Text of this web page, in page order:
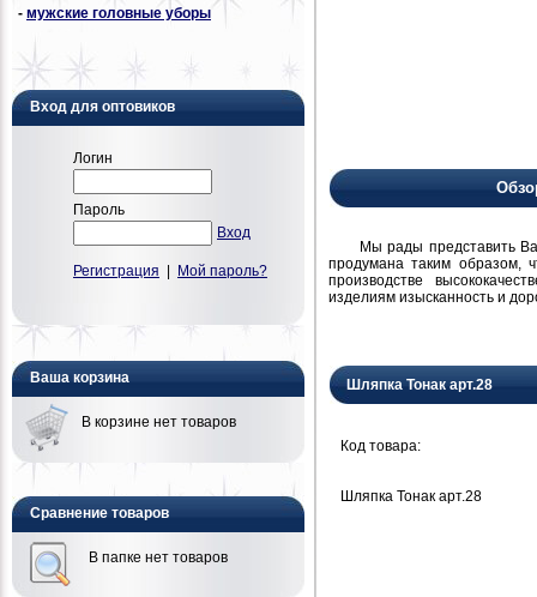
- мужские головные уборы
Вход для оптовиков
Логин
Пароль
Вход
Регистрация Мой пароль?
Ваша корзина
В корзине нет товаров
Сравнение товаров
В папке нет товаров
Мы рады представить Вам
продумана таким образом,
производстве
изделиям изысканность и
Шляпка Тонак арт.28
Код товара:
Шляпка Тонак арт.28